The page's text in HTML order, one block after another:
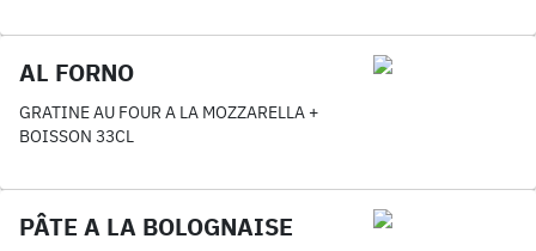
AL FORNO
GRATINE AU FOUR A LA MOZZARELLA +
BOISSON 33CL
PÂTE A LA BOLOGNAISE